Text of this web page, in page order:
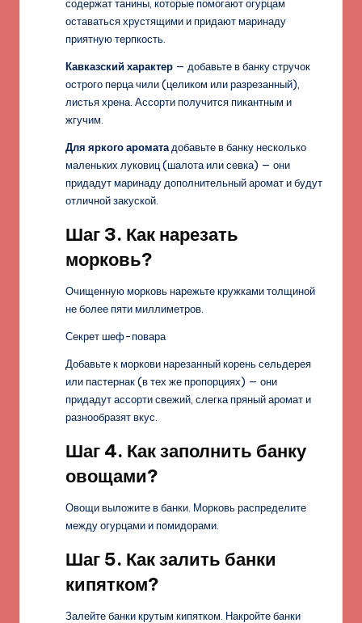
содержат танины, которые помогают огурцам
оставаться хрустящими и придают маринаду
приятную терпкость.
Кавказский характер — добавьте в банку стручок
острого перца чили (целиком или разрезанный),
листья хрена. Ассорти получится пикантным и
жгучим.
Для яркого аромата добавьте в банку несколько
маленьких луковиц (шалота или севка) — они
придадут маринаду дополнительный аромат и будут
отличной закуской.
Шаг 3. Как нарезать
морковь?
Очищенную морковь нарежьте кружками толщиной
не более пяти миллиметров.
Секрет шеф-повара
Добавьте к моркови нарезанный корень сельдерея
или пастернак (в тех же пропорциях) — они
придадут ассорти свежий, слегка пряный аромат и
разнообразят вкус.
Шаг 4. Как заполнить банку
овощами?
Овощи выложите в банки. Морковь распределите
между огурцами и помидорами.
Шаг 5. Как залить банки
кипятком?
Залейте банки крутым кипятком. Накройте банки